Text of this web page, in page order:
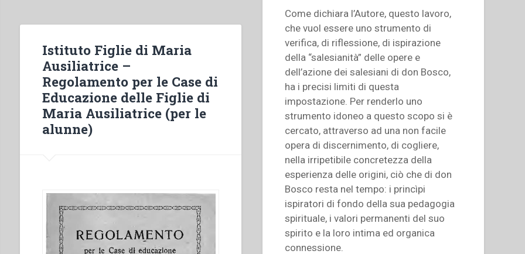
giovanile:
la
“Storia
Come dichiara l’Autore, questo lavoro,
che vuol essere uno strumento di
verifica, di riflessione, di ispirazione
della “salesianità” delle opere e
dell’azione dei salesiani di don Bosco,
ha i precisi limiti di questa
impostazione. Per renderlo uno
strumento idoneo a questo scopo si è
cercato, attraverso ad una non facile
opera di discernimento, di cogliere,
nella irripetibile concretezza della
esperienza delle origini, ciò che di don
Bosco resta nel tempo: i princìpi
ispiratori di fondo della sua pedagogia
spirituale, i valori permanenti del suo
spirito e la loro intima ed organica
connessione.
Istituto Figlie di Maria
Ausiliatrice –
Regolamento per le Case di
Educazione delle Figlie di
Maria Ausiliatrice (per le
alunne)